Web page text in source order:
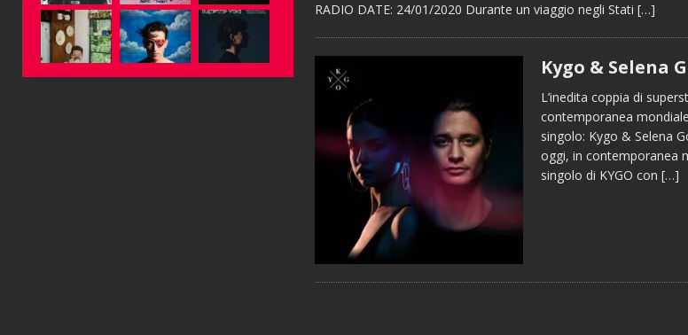
RADIO DATE: 24/01/2020 Durante un viaggio negli Stati […]
Kygo & Selena
L’inedita coppia di
contemporanea
singolo: Kygo & Selena
oggi, in contemporanea
singolo di KYGO con […]